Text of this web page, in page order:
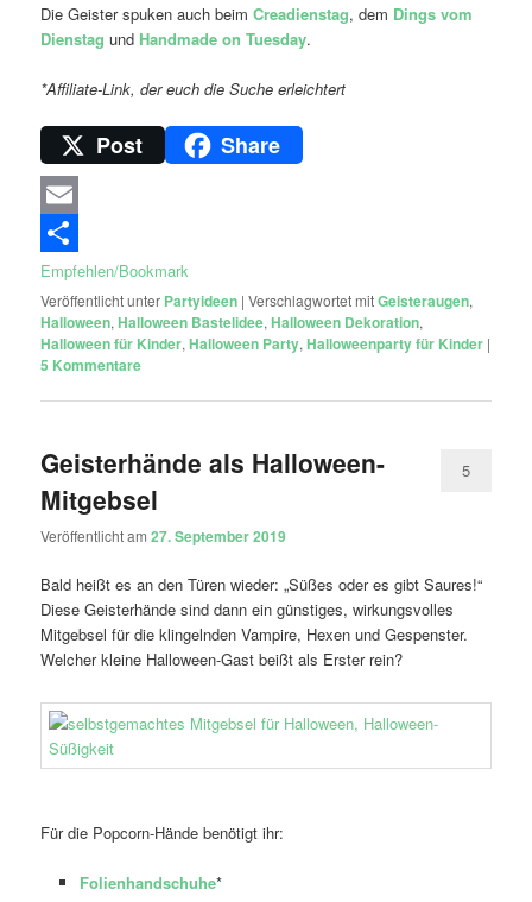
Die Geister spuken auch beimCreadienstag, dem Dings vom
Dienstag und Handmade on Tuesday.
*Affiliate-Link, der euch die Suche erleichtert
Post Share
Email
Empfehlen/Bookmark
Veröffentlicht unter Partyideen |Verschlagwortet mitGeisteraugen,
Halloween,Halloween Bastelidee,Halloween Dekoration,
Halloween für Kinder,Halloween Party,Halloweenparty für Kinder |
5 Kommentare
Geisterhände als Halloween-
Mitgebsel
Veröffentlicht am27. September 2019
5
Bald heißt es an den Türen wieder: „Süßes oder es gibt Saures!“
Diese Geisterhände sind dann ein günstiges, wirkungsvolles
Mitgebsel für die klingelnden Vampire, Hexen und Gespenster.
Welcher kleine Halloween-Gast beißt als Erster rein?
Für die Popcorn-Hände benötigt ihr:
Folienhandschuhe*